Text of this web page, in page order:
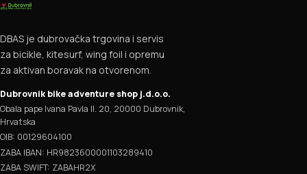
DBAS je dubrovačka trgovina i servis
za bicikle, kitesurf, wing foil i opremu
za aktivan boravak na otvorenom.
Dubrovnik bike adventure shop j.d.o.o.
Obala pape Ivana Pavla II. 20, 20000 Dubrovnik,
Hrvatska
OIB: 00129604100
ZABA IBAN: HR9823600001103289410
ZABA SWIFT: ZABAHR2X